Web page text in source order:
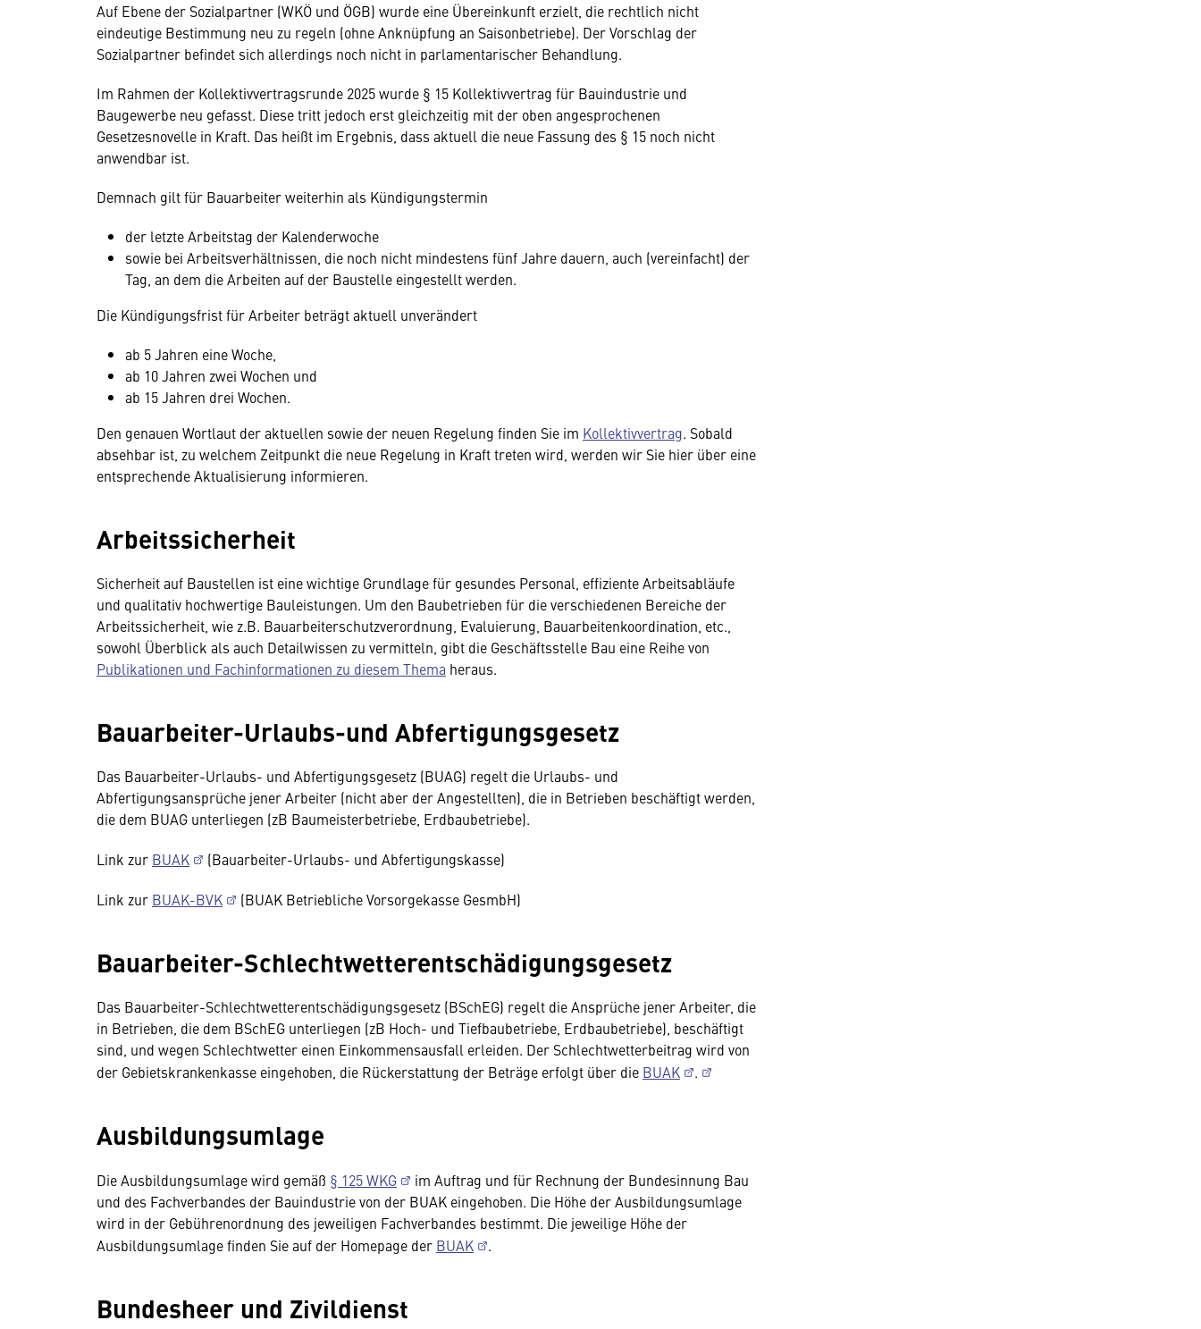
Auf Ebene der Sozialpartner (WKÖ und ÖGB) wurde eine Übereinkunft erzielt, die rechtlich nicht
eindeutige Bestimmung neu zu regeln (ohne Anknüpfung an Saisonbetriebe). Der Vorschlag der
Sozialpartner befindet sich allerdings noch nicht in parlamentarischer Behandlung.
Im Rahmen der Kollektivvertragsrunde 2025 wurde § 15 Kollektivvertrag für Bauindustrie und
Baugewerbe neu gefasst. Diese tritt jedoch erst gleichzeitig mit der oben angesprochenen
Gesetzesnovelle in Kraft. Das heißt im Ergebnis, dass aktuell die neue Fassung des § 15 noch nicht
anwendbar ist.
Demnach gilt für Bauarbeiter weiterhin als Kündigungstermin
der letzte Arbeitstag der Kalenderwoche
sowie bei Arbeitsverhältnissen, die noch nicht mindestens fünf Jahre dauern, auch (vereinfacht) der
Tag, an dem die Arbeiten auf der Baustelle eingestellt werden.
Die Kündigungsfrist für Arbeiter beträgt aktuell unverändert
ab 5 Jahren eine Woche,
ab 10 Jahren zwei Wochen und
ab 15 Jahren drei Wochen.
Den genauen Wortlaut der aktuellen sowie der neuen Regelung finden Sie im Kollektivvertrag. Sobald
absehbar ist, zu welchem Zeitpunkt die neue Regelung in Kraft treten wird, werden wir Sie hier über eine
entsprechende Aktualisierung informieren.
Arbeitssicherheit
Sicherheit auf Baustellen ist eine wichtige Grundlage für gesundes Personal, effiziente Arbeitsabläufe
und qualitativ hochwertige Bauleistungen. Um den Baubetrieben für die verschiedenen Bereiche der
Arbeitssicherheit, wie z.B. Bauarbeiterschutzverordnung, Evaluierung, Bauarbeitenkoordination, etc.,
sowohl Überblick als auch Detailwissen zu vermitteln, gibt die Geschäftsstelle Bau eine Reihe von
Publikationen und Fachinformationen zu diesem Thema heraus.
Bauarbeiter-Urlaubs-und Abfertigungsgesetz
Das Bauarbeiter-Urlaubs- und Abfertigungsgesetz (BUAG) regelt die Urlaubs- und
Abfertigungsansprüche jener Arbeiter (nicht aber der Angestellten), die in Betrieben beschäftigt werden,
die dem BUAG unterliegen (zB Baumeisterbetriebe, Erdbaubetriebe).
Link zur BUAK (Bauarbeiter-Urlaubs- und Abfertigungskasse)
Link zur BUAK-BVK (BUAK Betriebliche Vorsorgekasse GesmbH)
Bauarbeiter-Schlechtwetterentschädigungsgesetz
Das Bauarbeiter-Schlechtwetterentschädigungsgesetz (BSchEG) regelt die Ansprüche jener Arbeiter, die
in Betrieben, die dem BSchEG unterliegen (zB Hoch- und Tiefbaubetriebe, Erdbaubetriebe), beschäftigt
sind, und wegen Schlechtwetter einen Einkommensausfall erleiden. Der Schlechtwetterbeitrag wird von
der Gebietskrankenkasse eingehoben, die Rückerstattung der Beträge erfolgt über die BUAK .
Ausbildungsumlage
Die Ausbildungsumlage wird gemäß § 125 WKG
im Auftrag und für Rechnung der Bundesinnung Bau
und des Fachverbandes der Bauindustrie von der BUAK eingehoben. Die Höhe der Ausbildungsumlage
wird in der Gebührenordnung des jeweiligen Fachverbandes bestimmt. Die jeweilige Höhe der
Ausbildungsumlage finden Sie auf der Homepage der BUAK .
Bundesheer und Zivildienst